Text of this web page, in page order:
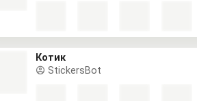
Котик
StickersBot